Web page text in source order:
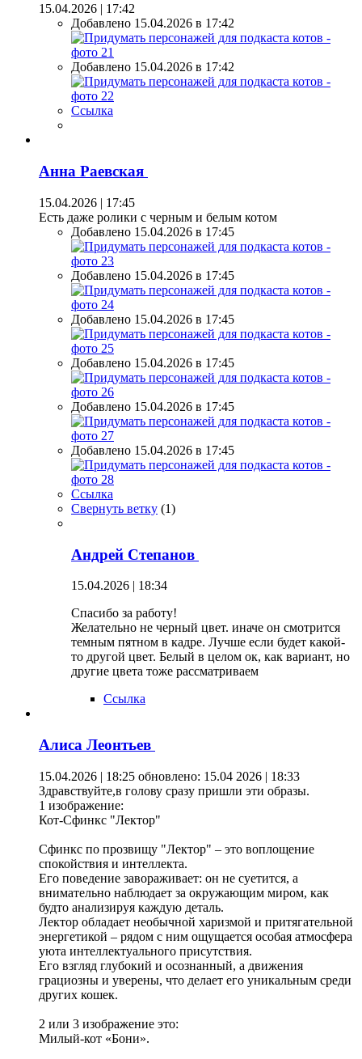
15.04.2026 | 17:42
Добавлено 15.04.2026 в 17:42
Добавлено 15.04.2026 в 17:42
Ссылка
Анна Раевская
15.04.2026 | 17:45
Есть даже ролики с черным и белым котом
Добавлено 15.04.2026 в 17:45
Добавлено 15.04.2026 в 17:45
Добавлено 15.04.2026 в 17:45
Добавлено 15.04.2026 в 17:45
Добавлено 15.04.2026 в 17:45
Добавлено 15.04.2026 в 17:45
Ссылка
Свернуть ветку (1)
Андрей Степанов
15.04.2026 | 18:34
Спасибо за работу!
Желательно не черный цвет. иначе он смотрится
темным пятном в кадре. Лучше если будет какой-
то другой цвет. Белый в целом ок, как вариант, но
другие цвета тоже рассматриваем
Ссылка
Алиса Леонтьев
15.04.2026 | 18:25 обновлено: 15.04 2026 | 18:33
Здравствуйте,в голову сразу пришли эти образы.
1 изображение:
Кот-Сфинкс "Лектор"
Сфинкс по прозвищу "Лектор" – это воплощение
спокойствия и интеллекта.
Его поведение завораживает: он не суетится, а
внимательно наблюдает за окружающим миром, как
будто анализируя каждую деталь.
Лектор обладает необычной харизмой и притягательной
энергетикой – рядом с ним ощущается особая атмосфера
уюта интеллектуального присутствия.
Его взгляд глубокий и осознанный, а движения
грациозны и уверены, что делает его уникальным среди
других кошек.
2 или 3 изображение это:
Милый-кот «Бони».